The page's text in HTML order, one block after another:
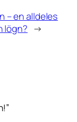
– en alldeles
lögn? →